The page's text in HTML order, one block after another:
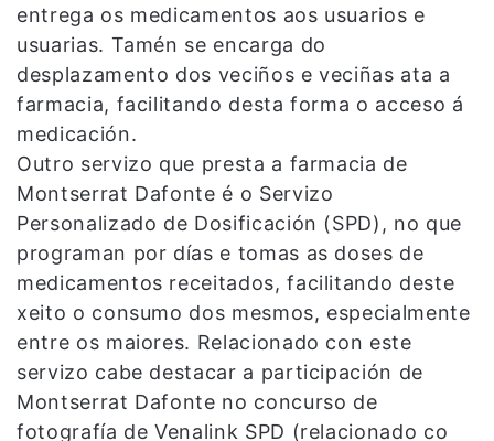
entrega os medicamentos aos usuarios e
usuarias. Tamén se encarga do
desplazamento dos veciños e veciñas ata a
farmacia, facilitando desta forma o acceso á
medicación.
Outro servizo que presta a farmacia de
Montserrat Dafonte é o Servizo
Personalizado de Dosificación (SPD), no que
programan por días e tomas as doses de
medicamentos receitados, facilitando deste
xeito o consumo dos mesmos, especialmente
entre os maiores. Relacionado con este
servizo cabe destacar a participación de
Montserrat Dafonte no concurso de
fotografía de Venalink SPD (relacionado co